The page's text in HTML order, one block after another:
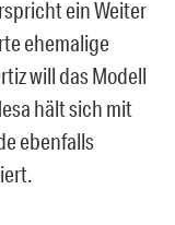
ein Weiter
ehemalige
will das Modell
hält sich mit
ebenfalls